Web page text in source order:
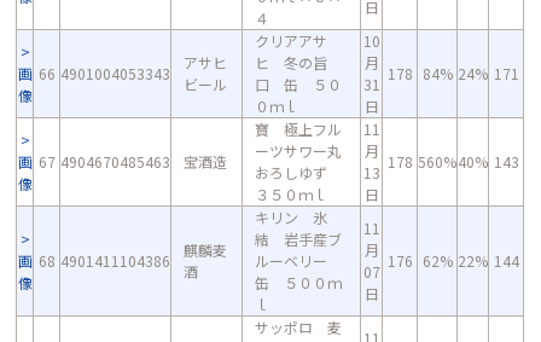
４
日
画
像
66 4901004053343
アサヒ
ビール
クリアアサ
ヒ 冬の旨
口 缶 ５０
０ｍｌ
10
月
31
日
178 84% 24% 171
画
像
67 4904670485463 宝酒造
寶 極上フル
ーツサワー丸
おろしゆず
３５０ｍｌ
11
月
13
日
178 560%40% 143
画
像
68 4901411104386
麒麟麦
酒
キリン 氷
結 岩手産ブ
ルーベリー
缶 ５００ｍ
ｌ
11
月
07
日
176 62% 22% 144
サッポロ 麦
11